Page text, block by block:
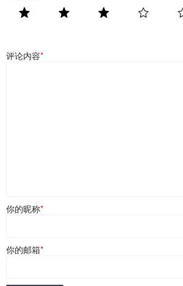
评论内容*
你的昵称*
你的邮箱*